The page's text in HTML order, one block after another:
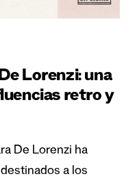
Lorenzi: una
retro y
De Lorenzi ha
a los